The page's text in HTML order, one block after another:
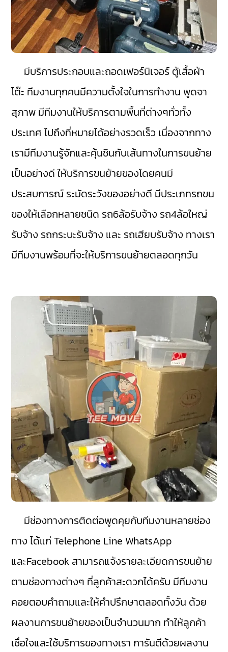
มีบริการประกอบและถอดเฟอร์นิเจอร์ ตู้เสื้อผ้า
โต๊ะ ทีมงานทุกคนมีความตั้งใจในการทำงาน พูดจา
สุภาพ มีทีมงานให้บริการตามพื้นที่ต่างๆทั่วทั้ง
ประเทศ ไปถึงที่หมายได้อย่างรวดเร็ว เนื่องจากทาง
เรามีทีมงานรู้จักและคุ้นชินกับเส้นทางในการขนย้าย
เป็นอย่างดี ให้บริการขนย้ายของโดยคนมี
ประสบการณ์ ระมัดระวังของอย่างดี มีประเภทรถขน
ของให้เลือกหลายชนิด รถ6ล้อรับจ้าง รถ4ล้อใหญ่
รับจ้าง รถกระบะรับจ้าง และ รถเฮียบรับจ้าง ทางเรา
มีทีมงานพร้อมที่จะให้บริการขนย้ายตลอดทุกวัน
มีช่องทางการติดต่อพูดคุยกับทีมงานหลายช่อง
ทาง ได้แก่ Telephone Line WhatsApp
และFacebook สามารถแจ้งรายละเอียดการขนย้าย
ตามช่องทางต่างๆ ที่ลูกค้าสะดวกได้ครับ มีทีมงาน
คอยตอบคำถามและให้คำปรึกษาตลอดทั้งวัน ด้วย
ผลงานการขนย้ายของเป็นจำนวนมาก ทำให้ลูกค้า
เชื่อใจและใช้บริการของทางเรา การันตีด้วยผลงาน